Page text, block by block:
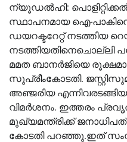
ന്യൂഡൽഹി:
സ്ഥാപനമായ ഐ-
ഡയറക്ടറേറ്റ് നടത്തിയ
നടത്തിയതിനെചൊല്ലി
മമത ബാനർജിയെ
സുപ്രീംകോടതി.
അഞ്ജരിയ
വിമർശനം. ഇത്തരം
മുഖ്യമന്ത്രിക്ക്
കോടതി പറഞ്ഞു.ഇത്